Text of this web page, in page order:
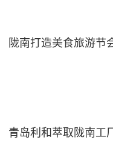
陇南打造美食旅游节
青岛利和萃取陇南工